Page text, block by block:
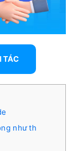
TÁC
như th